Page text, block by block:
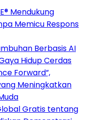
Mendukung
Memicu Respons
Berbasis AI
Hidup Cerdas
Forward”,
Meningkatkan
Gratis tentang